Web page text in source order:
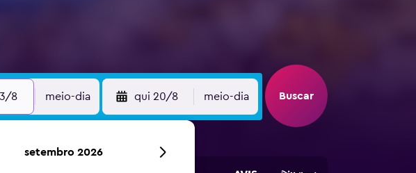
8 meio-dia qui 20/8 meio-dia Buscar
setembro 2026